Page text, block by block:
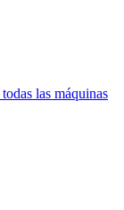
las máquinas